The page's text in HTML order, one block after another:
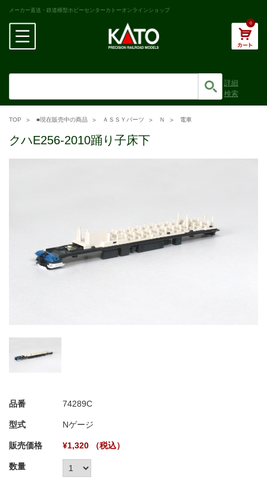
メーカー直送・鉄道模型ホビーセンターカトーオンラインショップ
0
詳細
検索
TOP ■現在販売中の商品 ＡＳＳＹパーツ Ｎ 電車
クハE256-2010踊り子床下
品番 74289C
型式 Nゲージ
販売価格 ¥1,320 （税込）
数量